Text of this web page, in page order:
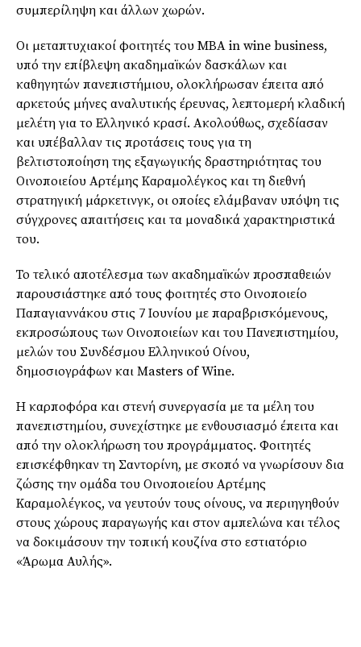
συμπερίληψη και άλλων χωρών.
Οι μεταπτυχιακοί φοιτητές του ΜΒΑ in wine business,
υπό την επίβλεψη ακαδημαϊκών δασκάλων και
καθηγητών πανεπιστήμιου, ολοκλήρωσαν έπειτα από
αρκετούς μήνες αναλυτικής έρευνας, λεπτομερή κλαδική
μελέτη για το Ελληνικό κρασί. Ακολούθως, σχεδίασαν
και υπέβαλλαν τις προτάσεις τους για τη
βελτιστοποίηση της εξαγωγικής δραστηριότητας του
Οινοποιείου Αρτέμης Καραμολέγκος και τη διεθνή
στρατηγική μάρκετινγκ, οι οποίες ελάμβαναν υπόψη τις
σύγχρονες απαιτήσεις και τα μοναδικά χαρακτηριστικά
του.
Το τελικό αποτέλεσμα των ακαδημαϊκών προσπαθειών
παρουσιάστηκε από τους φοιτητές στο Οινοποιείο
Παπαγιαννάκου στις 7 Ιουνίου με παραβρισκόμενους,
εκπροσώπους των Οινοποιείων και του Πανεπιστημίου,
μελών του Συνδέσμου Ελληνικού Οίνου,
δημοσιογράφων και Masters of Wine.
Η καρποφόρα και στενή συνεργασία με τα μέλη του
πανεπιστημίου, συνεχίστηκε με ενθουσιασμό έπειτα και
από την ολοκλήρωση του προγράμματος. Φοιτητές
επισκέφθηκαν τη Σαντορίνη, με σκοπό να γνωρίσουν δια
ζώσης την ομάδα του Οινοποιείου Αρτέμης
Καραμολέγκος, να γευτούν τους οίνους, να περιηγηθούν
στους χώρους παραγωγής και στον αμπελώνα και τέλος
να δοκιμάσουν την τοπική κουζίνα στο εστιατόριο
«Άρωμα Αυλής».